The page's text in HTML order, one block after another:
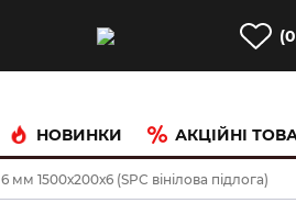
НОВИНКИ АКЦІЙНІ
мм 1500х200х6 (SPC вінілова підлога)